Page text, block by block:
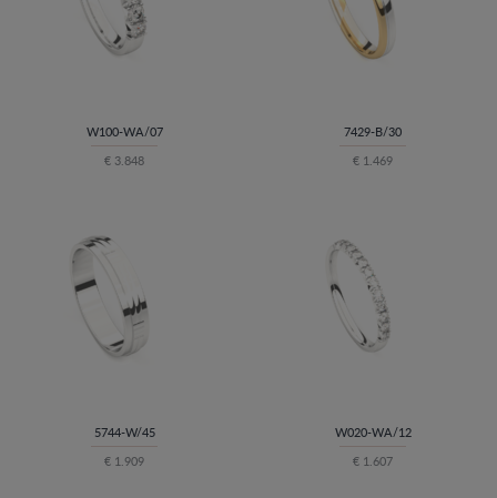
W100-WA/07
€ 3.848
7429-B/30
€ 1.469
5744-W/45
€ 1.909
W020-WA/12
€ 1.607